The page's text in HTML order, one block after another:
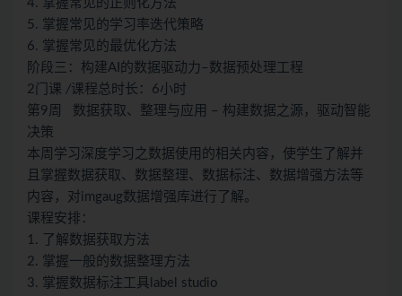
4. 掌握常见的正则化方法
5. 掌握常见的学习率迭代策略
6. 掌握常见的最优化方法
阶段三：构建AI的数据驱动力–数据预处理工程
2门课 /课程总时长：6小时
第9周 数据获取、整理与应用 – 构建数据之源，驱动智能
决策
本周学习深度学习之数据使用的相关内容，使学生了解并
且掌握数据获取、数据整理、数据标注、数据增强方法等
内容，对imgaug数据增强库进行了解。
课程安排：
1. 了解数据获取方法
2. 掌握一般的数据整理方法
3. 掌握数据标注工具label studio